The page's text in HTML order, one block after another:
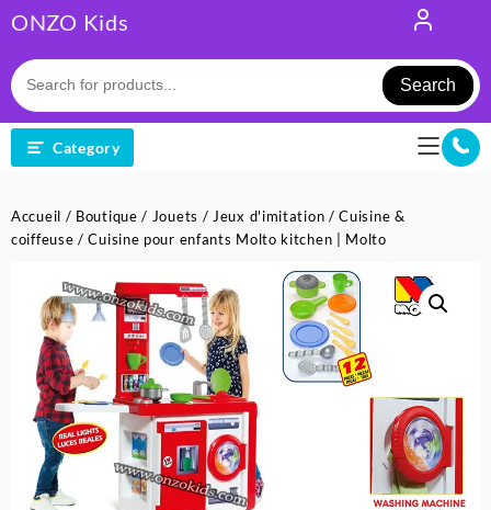
to
content
ONZO Kids
Search
Category
Accueil / Boutique / Jouets / Jeux d'imitation /Cuisine &
coiffeuse / Cuisine pour enfants Molto kitchen | Molto